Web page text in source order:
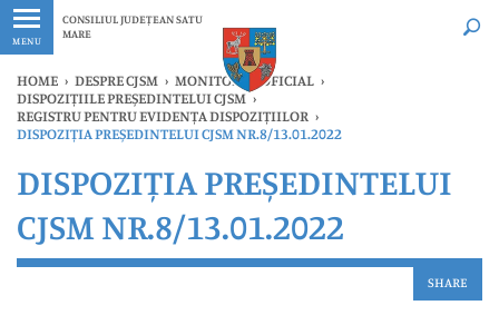
MENU
CONSILIUL JUDEȚEAN SATU
MARE
Ultimele
HOME › DESPRE CJSM › MONITORUL OFICIAL ›
DISPOZIȚIILE PREȘEDINTELUI CJSM ›
REGISTRU PENTRU EVIDENȚA DISPOZIȚIILOR ›
DISPOZIȚIA PREȘEDINTELUI CJSM NR.8/13.01.2022
DISPOZIȚIA PREȘEDINTELUI
CJSM NR.8/13.01.2022
SHARE